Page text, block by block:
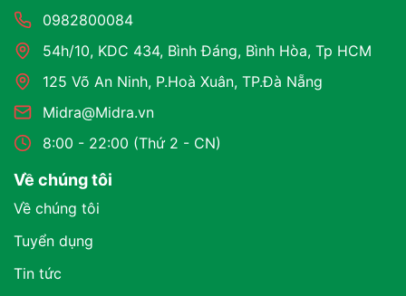
0982800084
54h/10, KDC 434, Bình Đáng, Bình Hòa, Tp HCM
125 Võ An Ninh, P.Hoà Xuân, TP.Đà Nẵng
Midra@Midra.vn
8:00 - 22:00 (Thứ 2 - CN)
Về chúng tôi
Về chúng tôi
Tuyển dụng
Tin tức